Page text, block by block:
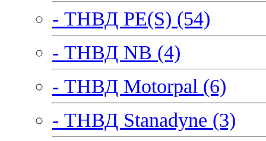
- ТНВД PE(S) (54)
- ТНВД NB (4)
- ТНВД Motorpal (6)
- ТНВД Stanadyne (3)